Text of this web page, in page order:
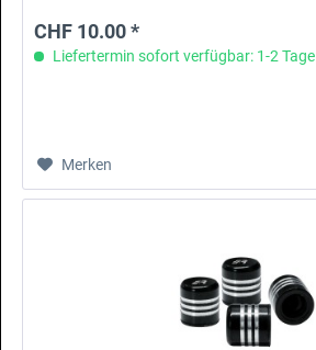
CHF 10.00 *
Liefertermin sofort verfügbar: 1-2 Tage
Merken